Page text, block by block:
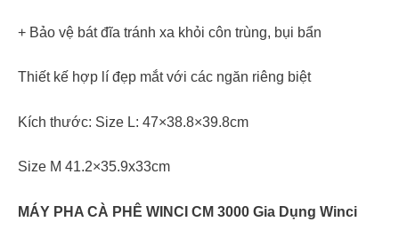
+ Bảo vệ bát đĩa tránh xa khỏi côn trùng, bụi bẩn
Thiết kế hợp lí đẹp mắt với các ngăn riêng biệt
Kích thước: Size L: 47×38.8×39.8cm
Size M 41.2×35.9x33cm
MÁY PHA CÀ PHÊ WINCI CM 3000 Gia Dụng Winci